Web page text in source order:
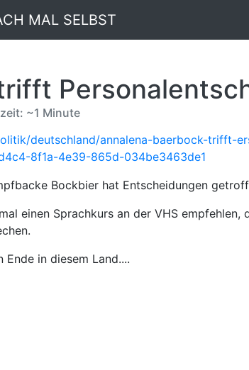
MAL SELBST
~1 Minute
deutschland/annalena-baerbock-trifft-
8f1a-4e39-865d-034be3463de1
Bockbier hat Entscheidungen
einen Sprachkurs an der VHS empfehlen,
in diesem Land....